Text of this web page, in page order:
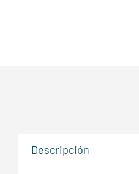
Descripción